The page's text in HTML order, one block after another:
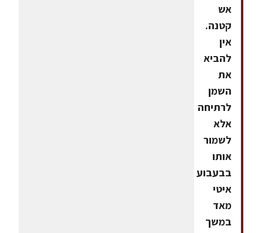
אש
קטנה.
אין
להביא
את
השמן
לרתיחה
אלא
לשמור
אותו
בבעבוע
איטי
מאד
במשך